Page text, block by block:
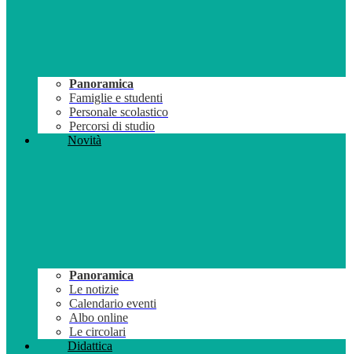
Panoramica
Famiglie e studenti
Personale scolastico
Percorsi di studio
Novità
Panoramica
Le notizie
Calendario eventi
Albo online
Le circolari
Didattica